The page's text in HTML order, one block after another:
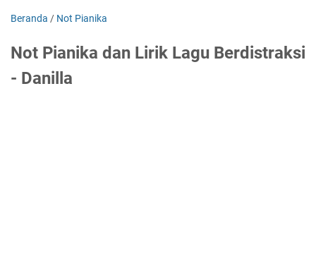
Beranda / Not Pianika
Not Pianika dan Lirik Lagu Berdistraksi
- Danilla